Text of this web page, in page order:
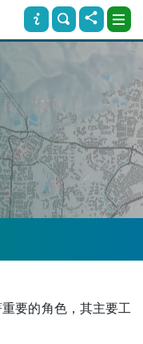
要的角色，其主要工